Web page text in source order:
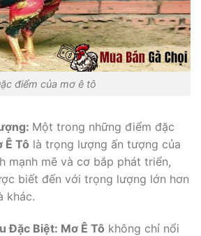
điểm của mơ ê tô
Một trong những điểm đặc
Ê Tô là trọng lượng ấn tượng của
mạnh mẽ và cơ bắp phát triển,
biết đến với trọng lượng lớn hơn
khác.
Đặc Biệt: Mơ Ê Tô không chỉ nổi